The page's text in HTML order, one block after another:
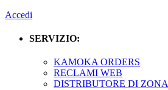
Accedi
SERVIZIO:
KAMOKA ORDERS
RECLAMI WEB
DISTRIBUTORE DI ZONA